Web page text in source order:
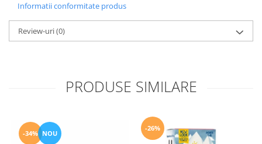
Informatii conformitate produs
Review-uri(0)
PRODUSE SIMILARE
-34% NOU
-26%